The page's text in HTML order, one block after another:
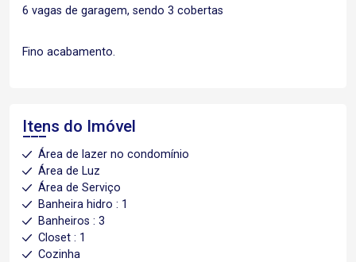
6 vagas de garagem, sendo 3 cobertas
Fino acabamento.
Itens do Imóvel
Área de lazer no condomínio
Área de Luz
Área de Serviço
Banheira hidro : 1
Banheiros : 3
Closet : 1
Cozinha